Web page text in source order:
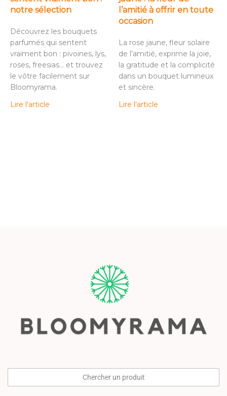
notre sélection
Découvrez les bouquets
parfumés qui sentent
vraiment bon : pivoines, lys,
roses, freesias… et trouvez
le vôtre facilement sur
Bloomyrama.
Lire l'article
l’amitié à offrir en toute
occasion
La rose jaune, fleur solaire
de l’amitié, exprime la joie,
la gratitude et la complicité
dans un bouquet lumineux
et sincère.
Lire l'article
Chercher un produit